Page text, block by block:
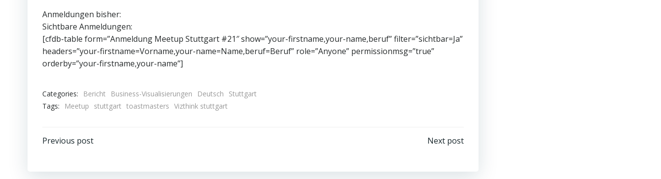
Anmeldungen bisher:
Sichtbare Anmeldungen:
[cfdb-table form=”Anmeldung Meetup Stuttgart #21″ show=”your-firstname,your-name,beruf” filter=”sichtbar=Ja”
headers=”your-firstname=Vorname,your-name=Name,beruf=Beruf” role=”Anyone” permissionmsg=”true”
orderby=”your-firstname,your-name”]
Categories: Bericht Business-Visualisierungen Deutsch
Stuttgart
Tags:
Meetup stuttgart toastmasters Vizthink stuttgart
Beitragsnavigation
Previous post Next post